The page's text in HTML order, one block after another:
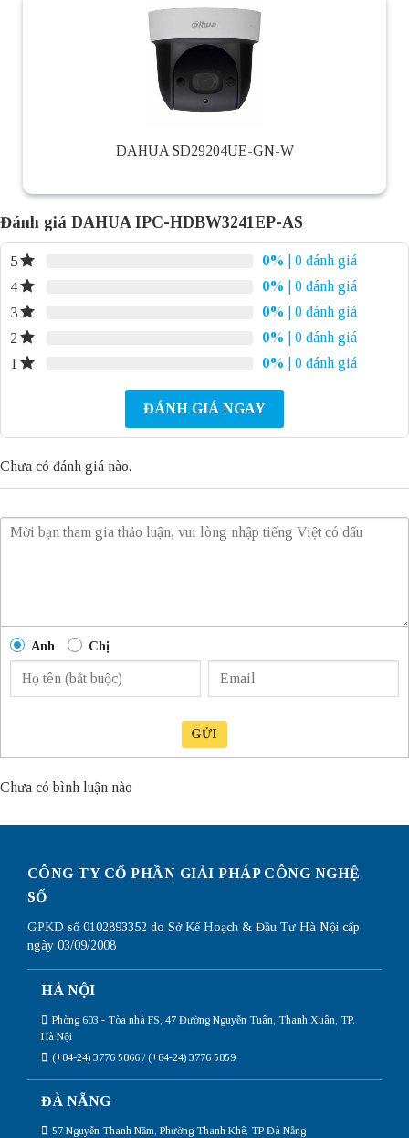
DAHUA SD29204UE-GN-W
Đánh giá DAHUA IPC-HDBW3241EP-AS
5 0%
| 0 đánh giá
4
0%
| 0 đánh giá
3
0%
| 0 đánh giá
2
0%
| 0 đánh giá
1
0% | 0 đánh giá
ĐÁNH GIÁ NGAY
Chưa có đánh giá nào.
Anh Chị
GỬI
Chưa có bình luận nào
CÔNG TY CỔ PHẦN GIẢI PHÁP CÔNG NGHỆ
SỐ
GPKD số 0102893352 do Sở Kế Hoạch & Đầu Tư Hà Nội cấp
ngày 03/09/2008
HÀ NỘI
Phòng 603 - Tòa nhà FS, 47 Đường Nguyễn Tuân, Thanh Xuân, TP.
Hà Nội
(+84-24) 3776 5866 / (+84-24) 3776 5859
ĐÀ NẴNG
57 Nguyễn Thanh Năm, Phường Thanh Khê, TP Đà Nẵng